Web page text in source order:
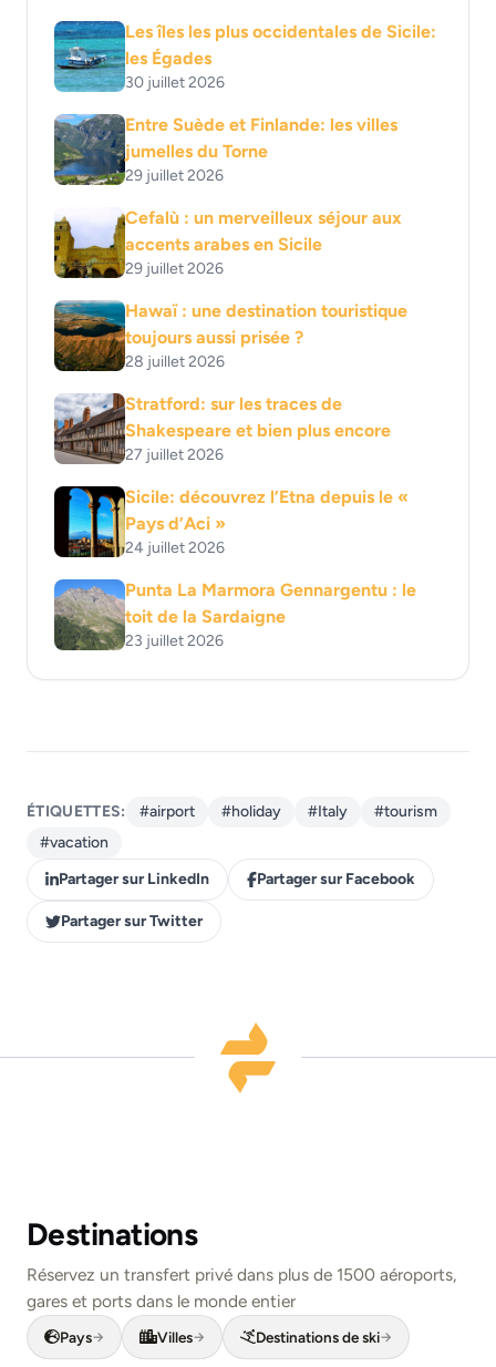
Les îles les plus occidentales de Sicile:
les Égades
30 juillet 2026
Entre Suède et Finlande: les villes
jumelles du Torne
29 juillet 2026
Cefalù : un merveilleux séjour aux
accents arabes en Sicile
29 juillet 2026
Hawaï : une destination touristique
toujours aussi prisée ?
28 juillet 2026
Stratford: sur les traces de
Shakespeare et bien plus encore
27 juillet 2026
Sicile: découvrez l’Etna depuis le «
Pays d’Aci »
24 juillet 2026
Punta La Marmora Gennargentu : le
toit de la Sardaigne
23 juillet 2026
ÉTIQUETTES: #airport #holiday #Italy
#tourism
#vacation
Partager sur LinkedIn
Partager sur Facebook
Partager sur Twitter
Destinations
Réservez un transfert privé dans plus de 1500 aéroports,
gares et ports dans le monde entier
Pays→ Villes→ Destinations de ski→
London
London Heathrow Airport ·LHR
New York
Rome